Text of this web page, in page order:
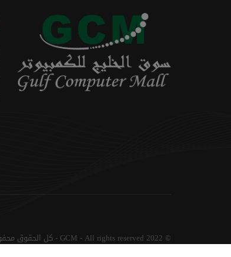
© 2022 GCM - All rights reserved - كل الحقوق محفوظة